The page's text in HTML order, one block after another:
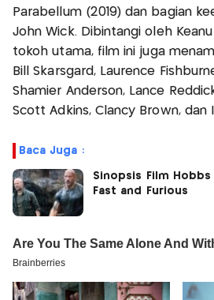
Parabellum (2019) dan bagian
John Wick. Dibintangi oleh
tokoh utama, film ini juga
Bill Skarsgård, Laurence
Shamier Anderson, Lance
Scott Adkins, Clancy Brown, dan
Baca Juga :
Sinopsis Film
Fast and Furious